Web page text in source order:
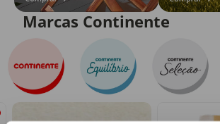
Marcas Continente